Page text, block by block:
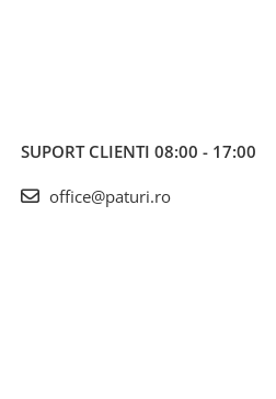
SUPORT CLIENTI 08:00 - 17:00
office@paturi.ro